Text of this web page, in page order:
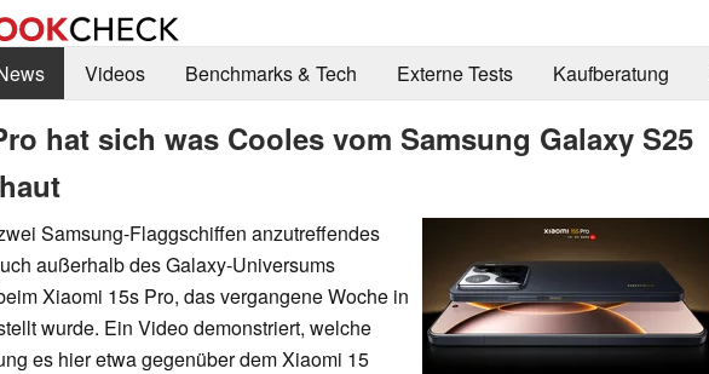
Videos Benchmarks & Tech Externe Tests Kaufberatung
hat sich was Cooles vom Samsung Galaxy S25
Samsung-Flaggschiffen anzutreffendes
außerhalb des Galaxy-Universums
Xiaomi 15s Pro, das vergangene Woche in
wurde. Ein Video demonstriert, welche
es hier etwa gegenüber dem Xiaomi 15